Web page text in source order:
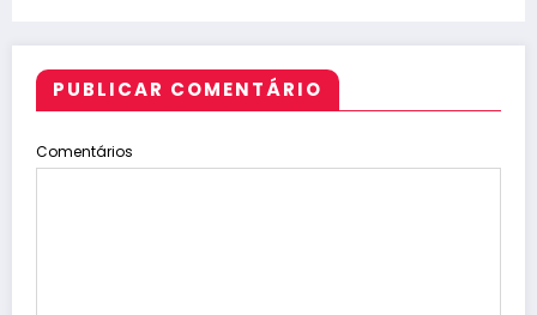
PUBLICAR COMENTÁRIO
Comentários